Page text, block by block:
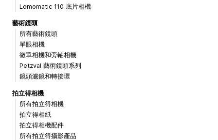
Lomomatic 110 底片相機
藝術鏡頭
所有藝術鏡頭
單眼相機
微單相機和旁軸相機
Petzval 藝術鏡頭系列
鏡頭濾鏡和轉接環
拍立得相機
所有拍立得相機
拍立得相紙
拍立得相機配件
所有拍立得攝影產品